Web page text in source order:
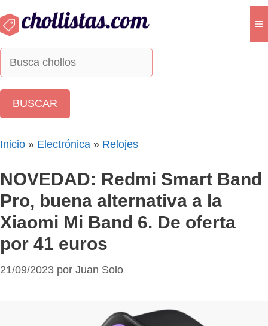
al
contenido
Inicio » Electrónica » Relojes
NOVEDAD: Redmi Smart Band
Pro, buena alternativa a la
Xiaomi Mi Band 6. De oferta
por 41 euros
21/09/2023 por Juan Solo